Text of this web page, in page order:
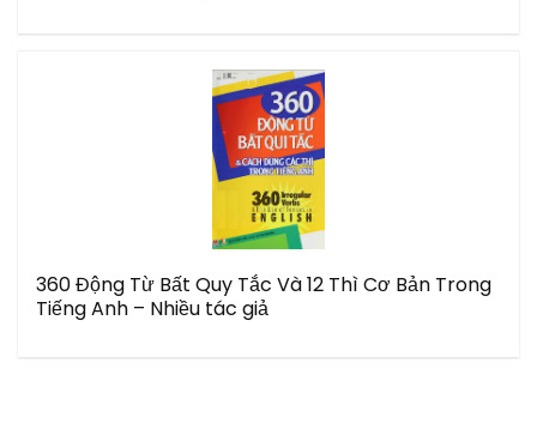
360 Động Từ Bất Quy Tắc Và 12 Thì Cơ Bản Trong
Tiếng Anh – Nhiều tác giả